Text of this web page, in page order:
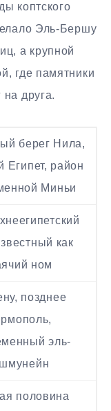
коптского
Эль-Бершу
а крупной
где памятники
друга.
берег Нила,
Египет, район
Миньи
как
ном
позднее
эль-
половина